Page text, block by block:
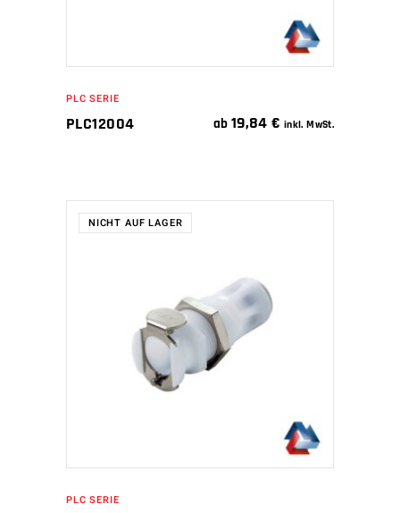
PLC SERIE
PLC12004 ab 19,84€ inkl. MwSt.
NICHT AUF LAGER
WEITERLESEN
PLC SERIE